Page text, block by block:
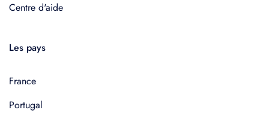
Centre d'aide
Les pays
France
Portugal